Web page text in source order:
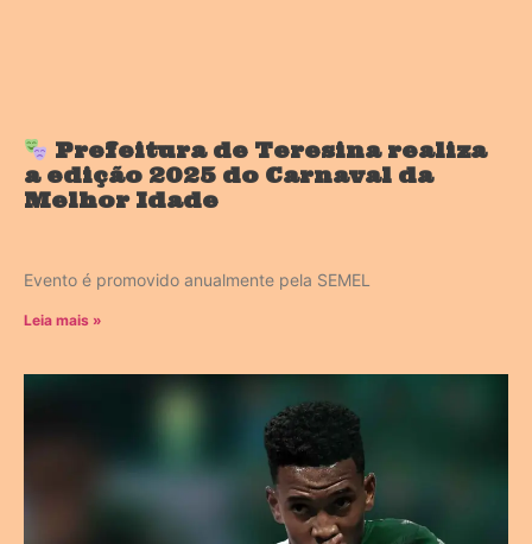
Prefeitura de Teresina realiza
a edição 2025 do Carnaval da
Melhor Idade
Evento é promovido anualmente pela SEMEL
Leia mais »